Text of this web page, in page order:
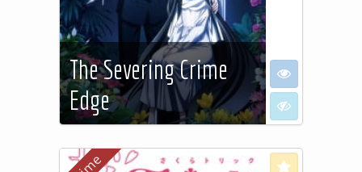
The Severing Crime
Edge
I want to see
I don't want to
Love